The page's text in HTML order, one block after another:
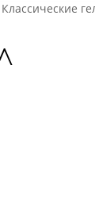
Классические